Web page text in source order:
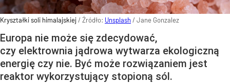
Kryształki soli himalajskiej/ Źródło: Unsplash / Jane Gonzalez
Europa nie może się zdecydować,
czy elektrownia jądrowa wytwarza ekologiczną
energię czy nie. Być może rozwiązaniem jest
reaktor wykorzystujący stopioną sól.